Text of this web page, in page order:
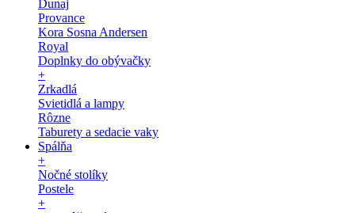
Dunaj
Provance
Kora Sosna Andersen
Royal
Doplnky do obývačky
+
Zrkadlá
Svietidlá a lampy
Rôzne
Taburety a sedacie vaky
Spálňa
+
Nočné stolíky
Postele
+